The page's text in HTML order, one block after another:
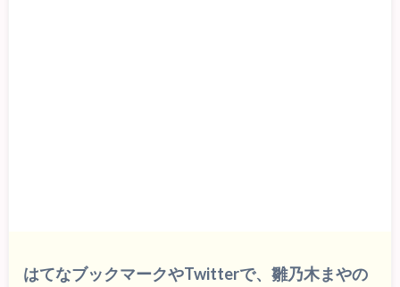
はてなブックマークやTwitterで、雛乃木まやの